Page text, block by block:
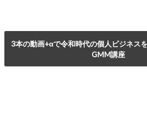
3本の動画+αで令和時代の個人ビジネス
GMM講座